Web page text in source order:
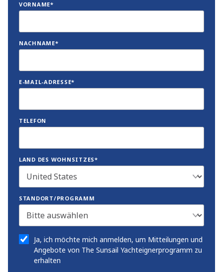
VORNAME*
NACHNAME*
E-MAIL-ADRESSE*
TELEFON
LAND DES WOHNSITZES*
STANDORT/PROGRAMM
Ja, ich möchte mich anmelden, um Mitteilungen und
Angebote von The Sunsail Yachteignerprogramm zu
erhalten